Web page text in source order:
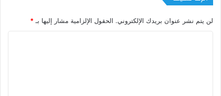
لن يتم نشر عنوان بريدك الإلكتروني. الحقول الإلزامية مشار إليها بـ *